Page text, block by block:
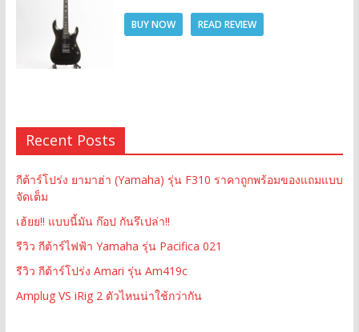
BUY NOW READ REVIEW
Recent Posts
กีต้าร์โปร่ง ยามาฮ่า (Yamaha) รุ่น F310 ราคาถูกพร้อมของแถมแบบ
จัดเต็ม
เฮ้ยย!! แบบนี้มัน ก๊อป กันรึเปล่า!!
รีวิว กีต้าร์ไฟฟ้า Yamaha รุ่น Pacifica 021
รีวิว กีต้าร์โปร่ง Amari รุ่น Am419c
Amplug VS iRig 2 ตัวไหนน่าใช้กว่ากัน